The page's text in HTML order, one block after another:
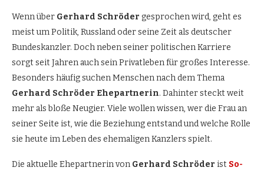
Wenn über Gerhard Schröder gesprochen wird, geht es
meist um Politik, Russland oder seine Zeit als deutscher
Bundeskanzler. Doch neben seiner politischen Karriere
sorgt seit Jahren auch sein Privatleben für großes Interesse.
Besonders häufig suchen Menschen nach dem Thema
Gerhard Schröder Ehepartnerin. Dahinter steckt weit
mehr als bloße Neugier. Viele wollen wissen, wer die Frau an
seiner Seite ist, wie die Beziehung entstand und welche Rolle
sie heute im Leben des ehemaligen Kanzlers spielt.
Die aktuelle Ehepartnerin von Gerhard Schröder ist So-